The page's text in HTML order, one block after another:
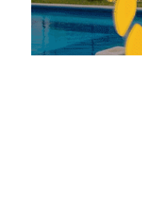
CONSTRUCCIÓN